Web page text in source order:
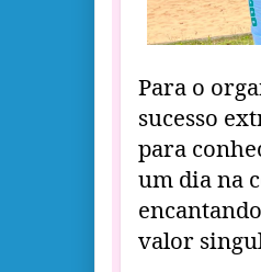
Para o
sucesso
para
um dia na
valor